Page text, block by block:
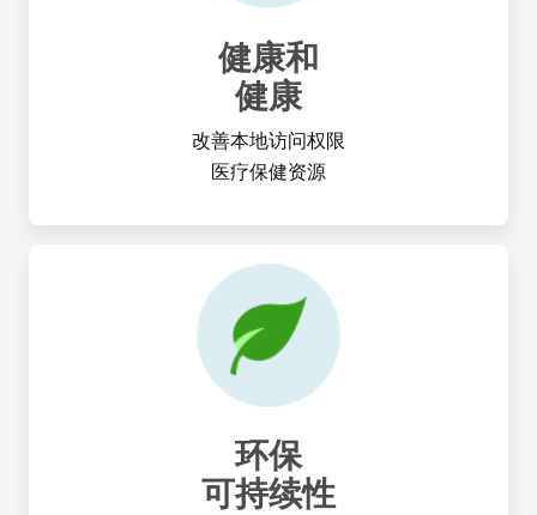
健康和
健康
改善本地访问权限
医疗保健资源
环保
可持续性